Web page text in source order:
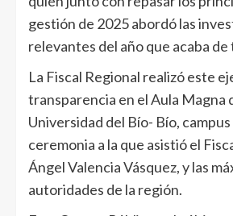
gestión de 2025 abordó las
relevantes del año que acaba
La Fiscal Regional realizó este
transparencia en el Aula Magna
Universidad del Bío- Bío,
ceremonia a la que asistió el
Ángel Valencia Vásquez, y las
autoridades de la región.